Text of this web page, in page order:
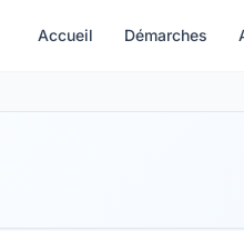
Accueil Démarches